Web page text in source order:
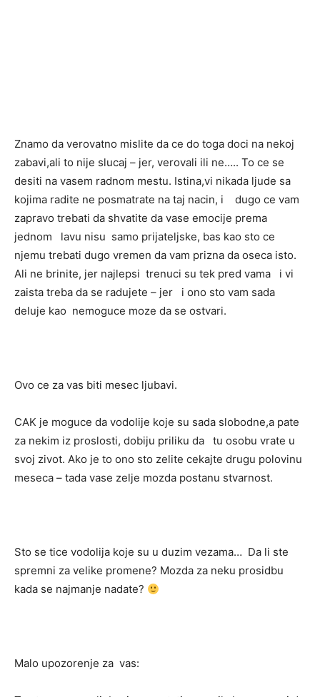
Znamo da verovatno mislite da ce do toga doci na nekoj
zabavi,ali to nije slucaj – jer, verovali ili ne….. To ce se
desiti na vasem radnom mestu. Istina,vi nikada ljude sa
kojima radite ne posmatrate na taj nacin, i dugo ce vam
zapravo trebati da shvatite da vase emocije prema
jednom lavu nisu samo prijateljske, bas kao sto ce
njemu trebati dugo vremen da vam prizna da oseca isto.
Ali ne brinite, jer najlepsi trenuci su tek pred vama i vi
zaista treba da se radujete – jer i ono sto vam sada
deluje kao nemoguce moze da se ostvari.
Ovo ce za vas biti mesec ljubavi.
CAK je moguce da vodolije koje su sada slobodne,a pate
za nekim iz proslosti, dobiju priliku da tu osobu vrate u
svoj zivot. Ako je to ono sto zelite cekajte drugu polovinu
meseca – tada vase zelje mozda postanu stvarnost.
Sto se tice vodolija koje su u duzim vezama… Da li ste
spremni za velike promene? Mozda za neku prosidbu
kada se najmanje nadate?
Malo upozorenje za vas: